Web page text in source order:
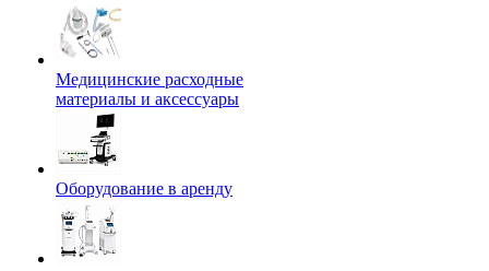
Медицинские расходные
материалы и аксессуары
Оборудование в аренду